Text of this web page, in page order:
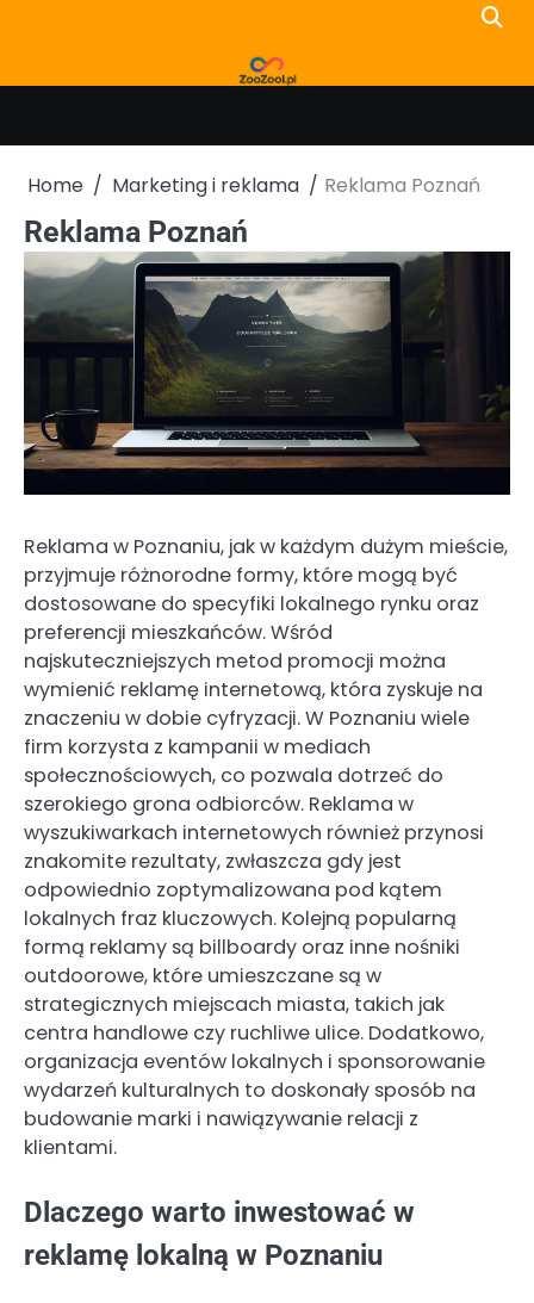
Home Marketing i reklama Reklama Poznań
Reklama Poznań
Reklama w Poznaniu, jak w każdym dużym mieście,
przyjmuje różnorodne formy, które mogą być
dostosowane do specyfiki lokalnego rynku oraz
preferencji mieszkańców. Wśród
najskuteczniejszych metod promocji można
wymienić reklamę internetową, która zyskuje na
znaczeniu w dobie cyfryzacji. W Poznaniu wiele
firm korzysta z kampanii w mediach
społecznościowych, co pozwala dotrzeć do
szerokiego grona odbiorców. Reklama w
wyszukiwarkach internetowych również przynosi
znakomite rezultaty, zwłaszcza gdy jest
odpowiednio zoptymalizowana pod kątem
lokalnych fraz kluczowych. Kolejną popularną
formą reklamy są billboardy oraz inne nośniki
outdoorowe, które umieszczane są w
strategicznych miejscach miasta, takich jak
centra handlowe czy ruchliwe ulice. Dodatkowo,
organizacja eventów lokalnych i sponsorowanie
wydarzeń kulturalnych to doskonały sposób na
budowanie marki i nawiązywanie relacji z
klientami.
Dlaczego warto inwestować w
reklamę lokalną w Poznaniu